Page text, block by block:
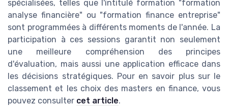
spécialisées, telles que l'intitulé formation "formation
analyse financière" ou "formation finance entreprise"
sont programmées à différents moments de l'année. La
participation à ces sessions garantit non seulement
une meilleure compréhension des principes
d'évaluation, mais aussi une application efficace dans
les décisions stratégiques. Pour en savoir plus sur le
classement et les choix des masters en finance, vous
pouvez consulter cet article.